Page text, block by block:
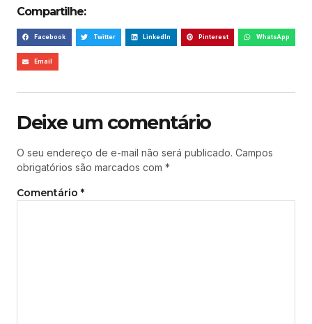
Compartilhe:
Facebook Twitter LinkedIn Pinterest WhatsApp
Email
Deixe um comentário
O seu endereço de e-mail não será publicado. Campos
obrigatórios são marcados com *
Comentário *